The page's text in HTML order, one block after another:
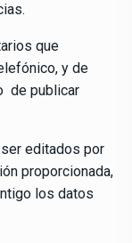
que
y de
de publicar
editados por
proporcionada,
los datos